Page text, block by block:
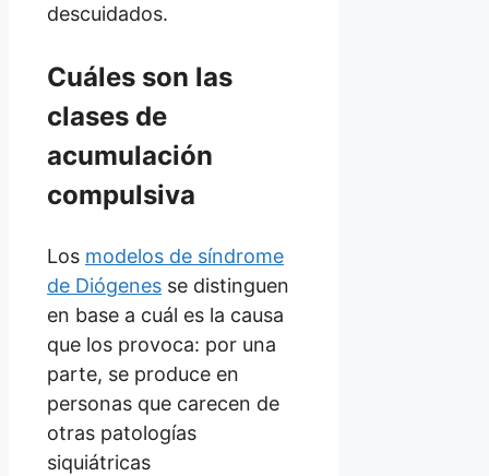
descuidados.
Cuáles son las
clases de
acumulación
compulsiva
Los modelos de síndrome
de Diógenes se distinguen
en base a cuál es la causa
que los provoca: por una
parte, se produce en
personas que carecen de
otras patologías
siquiátricas